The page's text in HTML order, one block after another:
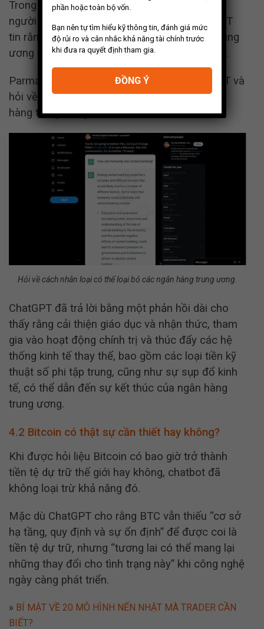
Trong một cuộc trò chuyện được chia sẻ bởi
người dùng Twitter có tên là Parman, ChatGPT
tin rằng Bitcoin sẽ thay thế các ngân hàng trung
ương và hệ thống tiền tệ dựa trên fiat hiện tại.
Parman bắt đầu cuộc trò chuyện với ChatGPT và
hỏi về cách nhân loại có thể loại bỏ các ngân
hàng trung ương.
Hỏi về cách nhân loại có thể loại bỏ các ngân hàng trung ương.
ChatGPT đã trả lời bằng một phản hồi dài cho
thấy rằng cải thiện giáo dục và nhận thức, tham
gia vào hoạt động chính trị và thúc đẩy các hệ
thống kinh tế thay thế, bao gồm các loại tiền kỹ
thuật số phi tập trung, cũng như sự sụp đổ kinh
tế, có thể dẫn đến sự kết thúc của ngân hàng
trung ương.
4.2 Bitcoin có thật sự cần thiết hay không?
Khi được hỏi liệu Bitcoin có bao giờ trở thành
tiền tệ dự trữ thế giới hay không, chatbot đã
không loại trừ khả năng đó.
Mặc dù ChatGPT cho rằng BTC vẫn thiếu “cơ sở
hạ tầng, quy định và sự ổn định” để được coi là
tiền tệ dự trữ, nhưng “tương lai có thể mang lại
những thay đổi cho tình trạng này” khi công nghệ
ngày càng phát triển.
» BÍ MẬT VỀ 20 MÔ HÌNH NẾN NHẬT MÀ TRADER CẦN
BIẾT?
phần hoặc toàn bộ vốn.
Bạn nên tự tìm hiểu kỹ thông tin, đánh giá mức
độ rủi ro và cân nhắc khả năng tài chính trước
khi đưa ra quyết định tham gia.
ĐỒNG Ý